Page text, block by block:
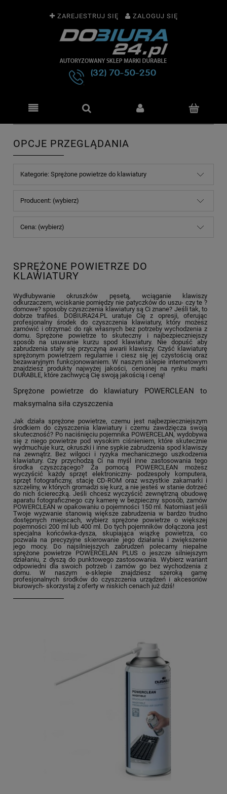
ZAREJESTRUJ SIĘ ZALOGUJ SIĘ
OPCJE PRZEGLĄDANIA
Kategorie: Sprężone powietrze do klawiatury
Producent: (wybierz)
Cena: (wybierz)
SPRĘŻONE POWIETRZE DO
KLAWIATURY
Wydłubywanie okruszków pęsetą, wciąganie klawiszy
odkurzaczem, wciskanie pomiędzy nie patyczków do uszu- czy te ?
domowe? sposoby czyszczenia klawiatury są Ci znane? Jeśli tak, to
dobrze trafiłeś. DOBIURA24.PL uratuje Cię z opresji, oferując
profesjonalny środek do czyszczenia klawiatury, który możesz
zamówić i otrzymać do rąk własnych bez potrzeby wychodzenia z
domu. Sprężone powietrze to skuteczny i najbezpieczniejszy
sposób na usuwanie kurzu spod klawiatury. Nie dopuść aby
zabrudzenia stały się przyczyną awarii klawiszy. Czyść klawiaturę
sprężonym powietrzem regularnie i ciesz się jej czystością oraz
bezawaryjnym funkcjonowaniem. W naszym sklepie internetowym
znajdziesz produkty najwyżej jakości, cenionej na rynku marki
DURABLE, które zachwycą Cię swoją jakością i ceną!
Sprężone powietrze do klawiatury POWERCLEAN to
maksymalna siła czyszczenia
Jak działa sprężone powietrze, czemu jest najbezpieczniejszym
środkiem do czyszczenia klawiatury i czemu zawdzięcza swoją
skuteczność? Po naciśnięciu pojemnika POWERCELAN, wydobywa
się z niego powietrze pod wysokim ciśnieniem, które skutecznie
wydmuchuje kurz, okruszki i inne sypkie zabrudzenia spod klawiszy
na zewnątrz. Bez wilgoci i ryzyka mechanicznego uszkodzenia
klawiatury. Czy przychodzą Ci na myśl inne zastosowania tego
środka czyszczącego? Za pomocą POWERCLEAN możesz
wyczyścić każdy sprzęt elektroniczny- podzespoły komputera,
sprzęt fotograficzny, stację CD-ROM oraz wszystkie zakamarki i
szczeliny, w których gromadzi się kurz, a nie jesteś w stanie dotrzeć
do nich ściereczką. Jeśli chcesz wyczyścić zewnętrzną obudowę
aparatu fotograficznego czy kamerę w bezpieczny sposób, zamów
POWERCLEAN w opakowaniu o pojemności 150 ml. Natomiast jeśli
Twoje wyzwanie stanowią większe zabrudzenia w bardzo trudno
dostępnych miejscach, wybierz sprężone powietrze o większej
pojemności 200 ml lub 400 ml. Do tych pojemników dołączona jest
specjalna końcówka-dysza, skupiająca wiązkę powietrza, co
pozwala na precyzyjne skierowanie jego działania i zwiększenie
jego mocy. Do najsilniejszych zabrudzeń polecamy niepalne
sprężone powietrze POWERCELAN PLUS o jeszcze silniejszym
działaniu, z dyszą do punktowego zastosowania. Wybierz wariant
odpowiedni dla swoich potrzeb i zamów go bez wychodzenia z
domu. W naszym e-sklepie znajdziesz szeroką gamę
profesjonalnych środków do czyszczenia urządzeń i akcesoriów
biurowych- skorzystaj z oferty w niskich cenach już dziś!